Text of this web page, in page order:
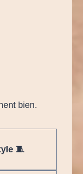
bien.
🧵